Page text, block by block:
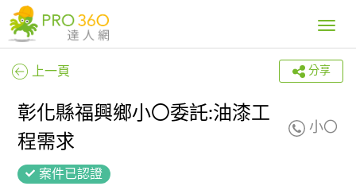
Toggle
上一頁 分享
彰化縣福興鄉小〇委託:油漆工
程需求
小〇
案件已認證